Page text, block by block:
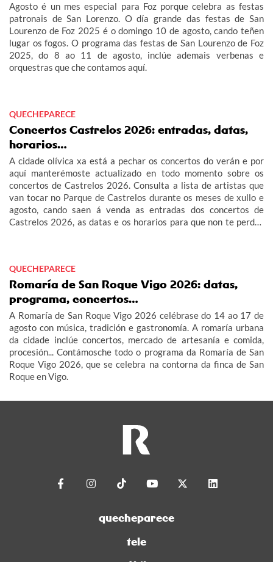
Agosto é un mes especial para Foz porque celebra as festas
patronais de San Lorenzo. O día grande das festas de San
Lourenzo de Foz 2025 é o domingo 10 de agosto, cando teñen
lugar os fogos. O programa das festas de San Lourenzo de Foz
2025, do 8 ao 11 de agosto, inclúe ademais verbenas e
orquestras que che contamos aquí.
QUECHEPARECE
Concertos Castrelos 2026: entradas, datas,
horarios…
A cidade olívica xa está a pechar os concertos do verán e por
aquí manterémoste actualizado en todo momento sobre os
concertos de Castrelos 2026. Consulta a lista de artistas que
van tocar no Parque de Castrelos durante os meses de xullo e
agosto, cando saen á venda as entradas dos concertos de
Castrelos 2026, as datas e os horarios para que non te perdas
QUECHEPARECE
Romaría de San Roque Vigo 2026: datas,
programa, concertos…
A Romaría de San Roque Vigo 2026 celébrase do 14 ao 17 de
agosto con música, tradición e gastronomía. A romaría urbana
da cidade inclúe concertos, mercado de artesanía e comida,
procesión... Contámosche todo o programa da Romaría de San
Roque Vigo 2026, que se celebra na contorna da finca de San
Roque en Vigo.
quecheparece
tele